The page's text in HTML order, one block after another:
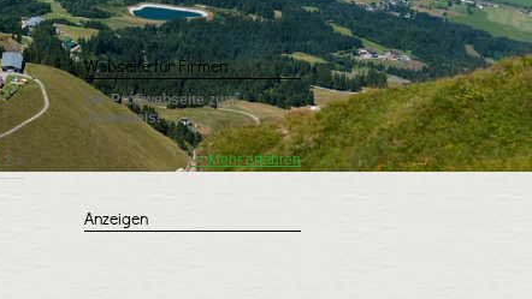
2 »
Webseite für Firmen
Die Profiwebseite zum
Jodelpreis!
-> Mehr erfahren
Anzeigen